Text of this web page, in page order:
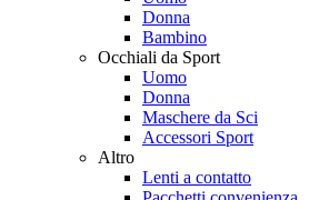
Donna
Bambino
Occhiali da Sport
Uomo
Donna
Maschere da Sci
Accessori Sport
Altro
Lenti a contatto